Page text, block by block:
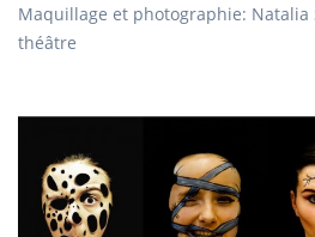
Maquillage et photographie: Natalia
théâtre